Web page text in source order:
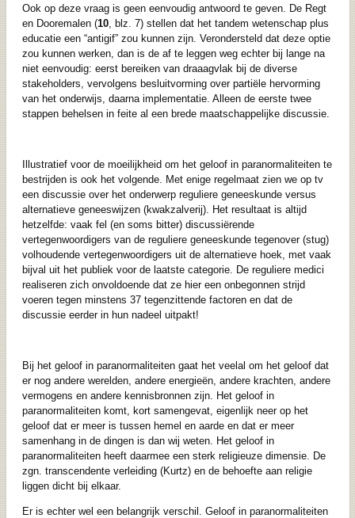
Ook op deze vraag is geen eenvoudig antwoord te geven. De Regt
en Dooremalen (10, blz. 7) stellen dat het tandem wetenschap plus
educatie een “antigif” zou kunnen zijn. Verondersteld dat deze optie
zou kunnen werken, dan is de af te leggen weg echter bij lange na
niet eenvoudig: eerst bereiken van draaagvlak bij de diverse
stakeholders, vervolgens besluitvorming over partiële hervorming
van het onderwijs, daarna implementatie. Alleen de eerste twee
stappen behelsen in feite al een brede maatschappelijke discussie.
Illustratief voor de moeilijkheid om het geloof in paranormaliteiten te
bestrijden is ook het volgende. Met enige regelmaat zien we op tv
een discussie over het onderwerp reguliere geneeskunde versus
alternatieve geneeswijzen (kwakzalverij). Het resultaat is altijd
hetzelfde: vaak fel (en soms bitter) discussiërende
vertegenwoordigers van de reguliere geneeskunde tegenover (stug)
volhoudende vertegenwoordigers uit de alternatieve hoek, met vaak
bijval uit het publiek voor de laatste categorie. De reguliere medici
realiseren zich onvoldoende dat ze hier een onbegonnen strijd
voeren tegen minstens 37 tegenzittende factoren en dat de
discussie eerder in hun nadeel uitpakt!
Bij het geloof in paranormaliteiten gaat het veelal om het geloof dat
er nog andere werelden, andere energieën, andere krachten, andere
vermogens en andere kennisbronnen zijn. Het geloof in
paranormaliteiten komt, kort samengevat, eigenlijk neer op het
geloof dat er meer is tussen hemel en aarde en dat er meer
samenhang in de dingen is dan wij weten. Het geloof in
paranormaliteiten heeft daarmee een sterk religieuze dimensie. De
zgn. transcendente verleiding (Kurtz) en de behoefte aan religie
liggen dicht bij elkaar.
Er is echter wel een belangrijk verschil. Geloof in paranormaliteiten